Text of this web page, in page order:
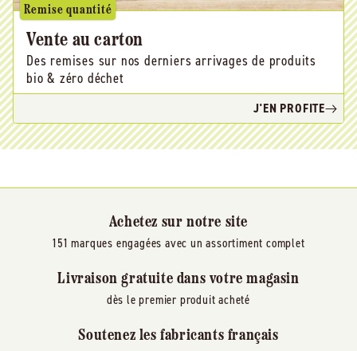
Remise quantité
Vente au carton
Des remises sur nos derniers arrivages de produits
bio & zéro déchet
J'EN PROFITE
Achetez sur notre site
151 marques engagées avec un assortiment complet
Livraison gratuite dans votre magasin
dès le premier produit acheté
Soutenez les fabricants français